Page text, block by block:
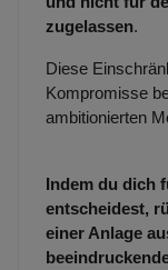
zugelassen.
Diese
Kompromisse
ambitionierten
Indem du dich
entscheidest,
einer Anlage